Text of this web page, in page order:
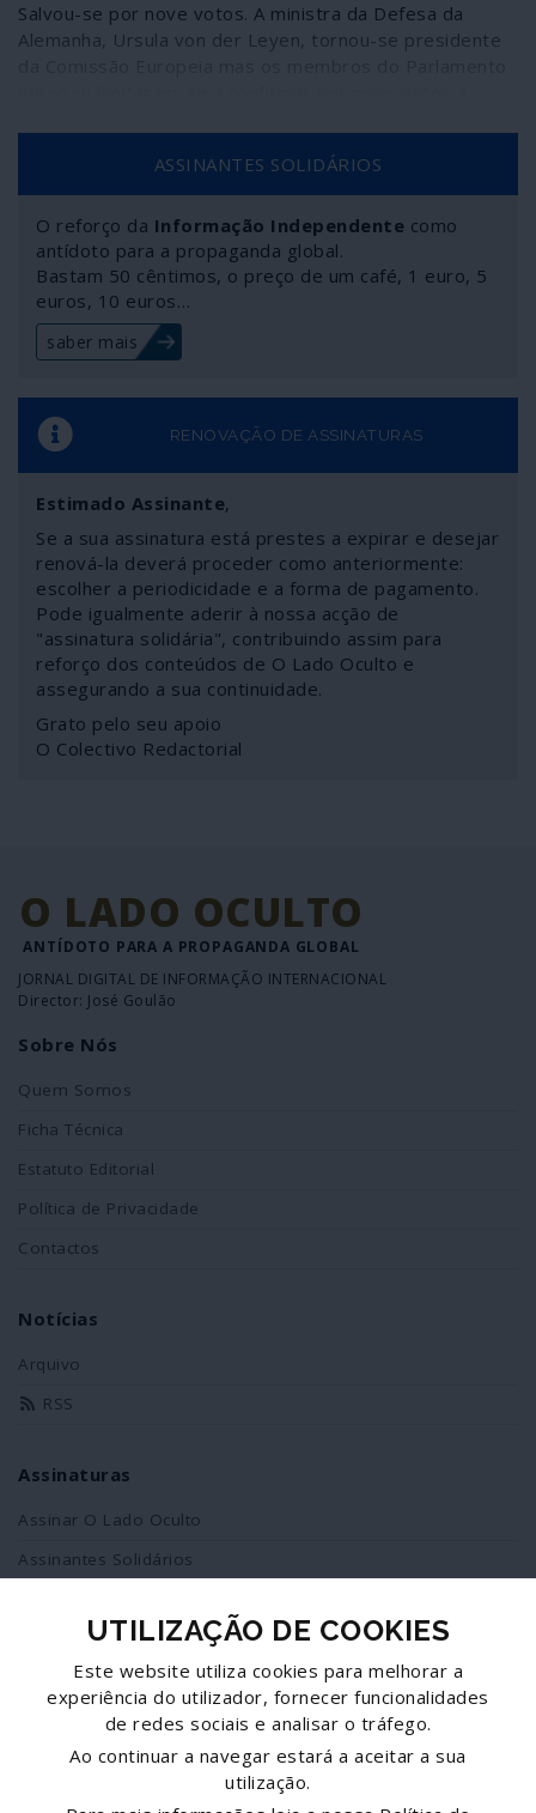
Salvou-se por nove votos. A ministra da Defesa da
Alemanha, Ursula von der Leyen, tornou-se presidente
garantiu à direitista alemã apenas 383 votos dos 747
membros em exercício do Parlamento, o que significa a
deserção de 86 membros da maioria institucional que a
designou: extrema-direita dos Conservadores e
Reformistas (ECR), direita e extrema-direita do Partido
Popular Europeu (PPE), neoliberais assumidos (Europa
Renovada) e Socialistas & Democratas.
ASSINANTES SOLIDÁRIOS
O reforço da Informação Independente como
antídoto para a propaganda global.
Bastam 50 cêntimos, o preço de um café, 1 euro, 5
euros, 10 euros…
saber mais
RENOVAÇÃO DE ASSINATURAS
Estimado Assinante,
Se a sua assinatura está prestes a expirar e desejar
renová-la deverá proceder como anteriormente:
escolher a periodicidade e a forma de pagamento.
Pode igualmente aderir à nossa acção de
"assinatura solidária", contribuindo assim para
reforço dos conteúdos de O Lado Oculto e
assegurando a sua continuidade.
Grato pelo seu apoio
O Colectivo Redactorial
O LADO OCULTO
ANTÍDOTO PARA A PROPAGANDA GLOBAL
JORNAL DIGITAL DE INFORMAÇÃO INTERNACIONAL
Director: José Goulão
Sobre Nós
Quem Somos
Ficha Técnica
Estatuto Editorial
Política de Privacidade
Contactos
Notícias
Arquivo
RSS
Assinaturas
Assinar O Lado Oculto
Assinantes Solidários
Redes Sociais
Siga-nos no facebook
UTILIZAÇÃO DE COOKIES
Este website utiliza cookies para melhorar a
experiência do utilizador, fornecer funcionalidades
de redes sociais e analisar o tráfego.
Ao continuar a navegar estará a aceitar a sua
utilização.